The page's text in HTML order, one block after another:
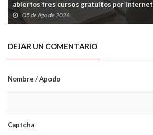
abiertos tres cursos gratuitos por internet
05 de Ago de 2026
DEJAR UN COMENTARIO
Nombre / Apodo
Captcha